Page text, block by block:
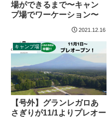
場ができるまで〜キャン
プ場でワーケーション〜
2021.12.16
キャンプ場
【号外】グランレガロあ
さぎりが11/1よりプレオー